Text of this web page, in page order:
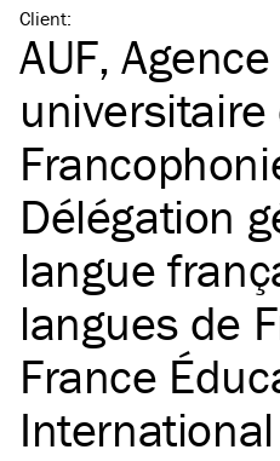
Client:
AUF, Agence
universitaire
Délégation
langue
langues de
France
International